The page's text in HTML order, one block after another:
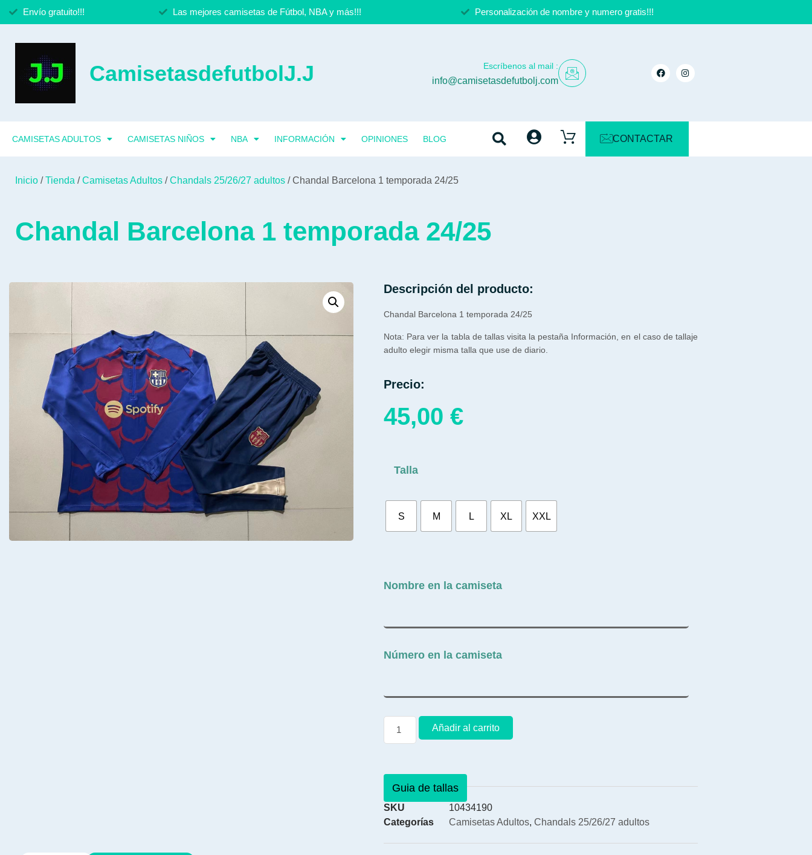
Envío gratuito!!! Las mejores camisetas de Fútbol, NBA y más!!! Personalización de nombre y numero gratis!!!
CamisetasdefutbolJ.J Escríbenos al mail :
info@camisetasdefutbolj.com
CAMISETAS ADULTOS CAMISETAS NIÑOS NBA INFORMACIÓN OPINIONES BLOG CONTACTAR
Inicio /Tienda /Camisetas Adultos /Chandals 25/26/27 adultos / Chandal Barcelona 1 temporada 24/25
Chandal Barcelona 1 temporada 24/25
Descripción del producto:
Chandal Barcelona 1 temporada 24/25
Nota: Para ver la tabla de tallas visita la pestaña Información, en el caso de tallaje
adulto elegir misma talla que use de diario.
Precio:
45,00 €
Talla
S M L XL XXL
Nombre en la camiseta
Número en la camiseta
Añadir al carrito
Guia de tallas
SKU
10434190
Categorías
Camisetas Adultos, Chandals 25/26/27 adultos